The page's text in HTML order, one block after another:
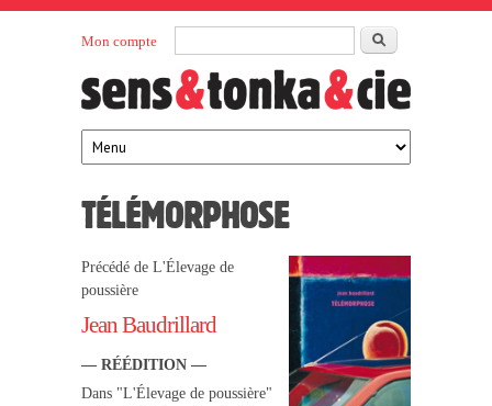
Rechercher
Mon compte
Sens et
Tonka
éditeurs
maison
d’édition
française
TÉLÉMORPHOSE
Précédé de L'Élevage de
poussière
Jean Baudrillard
— RÉÉDITION —
Dans "L'Élevage de poussière"